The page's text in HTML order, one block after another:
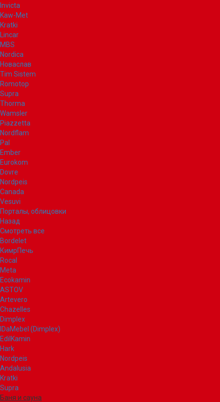
Invicta
Kaw-Met
Kratki
Lincar
MBS
Nordica
Новаслав
Tim Sistem
Romotop
Supra
Thorma
Wamsler
Piazzetta
Nordflam
Pal
Ember
Eurokom
Dovre
Nordpeis
Canada
Vesuvi
Порталы, облицовки
Назад
Смотреть все
Bordelet
КимрПечь
Rocal
Meta
Ecokamin
ASTOV
Artevero
Chazelles
Dimplex
IDaMebel (Dimplex)
EdilKamin
Hark
Nordpeis
Andalusia
Kratki
Supra
Баня и сауна